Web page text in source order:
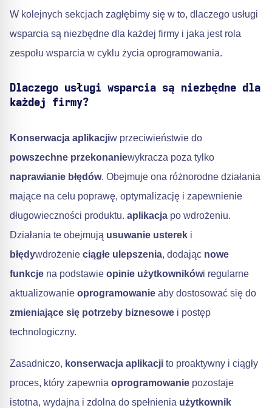
W kolejnych sekcjach zagłębimy się w to, dlaczego usługi
wsparcia są niezbędne dla każdej firmy i jaka jest rola
zespołu wsparcia w cyklu życia oprogramowania.
Dlaczego usługi wsparcia są niezbędne dla
każdej firmy?
Konserwacja aplikacjiw przeciwieństwie do
powszechne przekonaniewykracza poza tylko
naprawianie błędów. Obejmuje ona różnorodne działania
mające na celu poprawę, optymalizację i zapewnienie
długowieczności produktu. aplikacja po wdrożeniu.
Działania te obejmują usuwanie usterek i
błędywdrożenie ciągłe ulepszenia, dodając nowe
funkcje na podstawie opinie użytkownikówi regularne
aktualizowanie oprogramowanie aby dostosować się do
zmieniające się potrzeby biznesowe i postęp
technologiczny.
Zasadniczo, konserwacja aplikacji to proaktywny i ciągły
proces, który zapewnia oprogramowanie pozostaje
istotna, wydajna i zdolna do spełnienia użytkownik